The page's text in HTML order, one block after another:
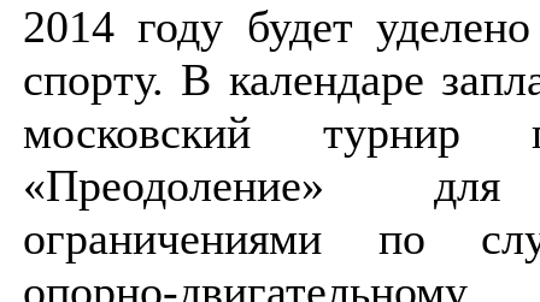
2014 году будет
спорту. В календаре
московский
«Преодоление»
ограничениями по
опорно-